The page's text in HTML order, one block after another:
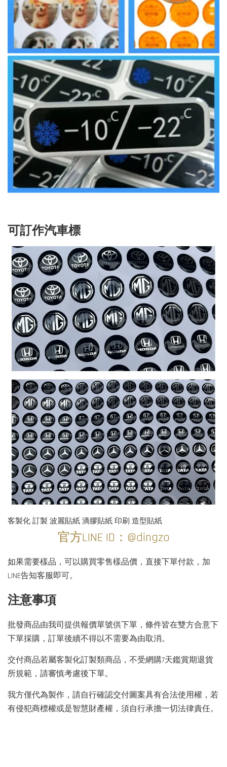
可訂作汽車標
客製化 訂製 波麗貼紙 滴膠貼紙 印刷 造型貼紙
官方LINE ID：@dingzo
如果需要樣品，可以購買零售樣品價，直接下單付款，加
LINE告知客服即可。
注意事項
批發商品由我司提供報價單號供下單，條件皆在雙方合意下
下單採購，訂單後續不得以不需要為由取消。
交付商品若屬客製化訂製類商品，不受網購7天鑑賞期退貨
所規範，請審慎考慮後下單。
我方僅代為製作，請自行確認交付圖案具有合法使用權，若
有侵犯商標權或是智慧財產權，須自行承擔一切法律責任。